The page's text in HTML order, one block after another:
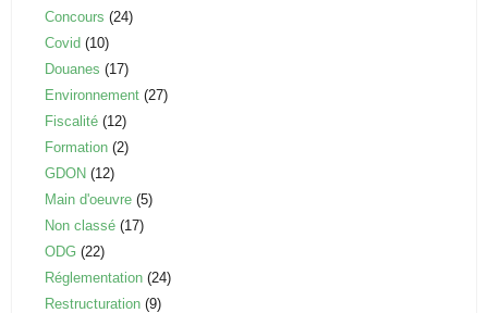
Concours (24)
Covid (10)
Douanes (17)
Environnement (27)
Fiscalité (12)
Formation (2)
GDON (12)
Main d'oeuvre (5)
Non classé (17)
ODG (22)
Réglementation (24)
Restructuration (9)